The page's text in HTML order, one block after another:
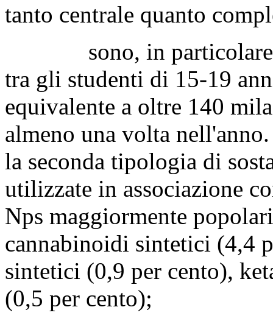
tanto centrale quanto
sono, in particolare, i
tra gli studenti di 15-19
equivalente a oltre 140
almeno una volta
la seconda tipologia di
utilizzate in associazione
Nps maggiormente
cannabinoidi sintetici (4,4
sintetici (0,9 per cento),
(0,5 per cento);